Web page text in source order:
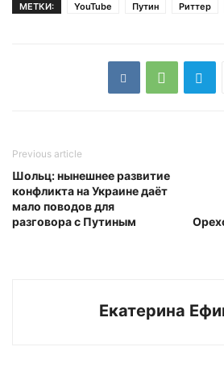
МЕТКИ: YouTube Путин Риттер
Previous article
Шольц: нынешнее развитие
конфликта на Украине даёт
мало поводов для
разговора с Путиным
Екатерина